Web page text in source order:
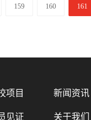
159 160 161
项目 新闻资讯
见证 关于我们